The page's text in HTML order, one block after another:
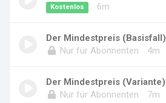
Kostenlos 6m
Der Mindestpreis (Basisfall)
Nur für Abonnenten
4m
Der Mindestpreis (Variante)
Nur für Abonnenten
7m